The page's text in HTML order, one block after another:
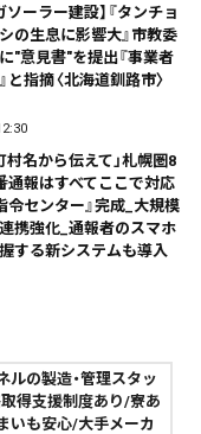
ソーラー建設】『タンチョ
の生息に影響大』市教委
"意見書"を提出『事業者
と指摘〈北海道釧路市〉
村名から伝えて」札幌圏8
通報はすべてここで対応
令センター』完成_大規模
携強化_通報者のスマホ
する新システムも導入
ルの製造・管理スタッ
得支援制度あり/寮あ
いも安心/大手メーカ